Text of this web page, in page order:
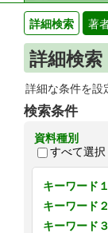
詳細検索 著
詳細検索
詳細な条件を設
検索条件
資料種別
すべて選択
キーワード１
キーワード２
キーワード３